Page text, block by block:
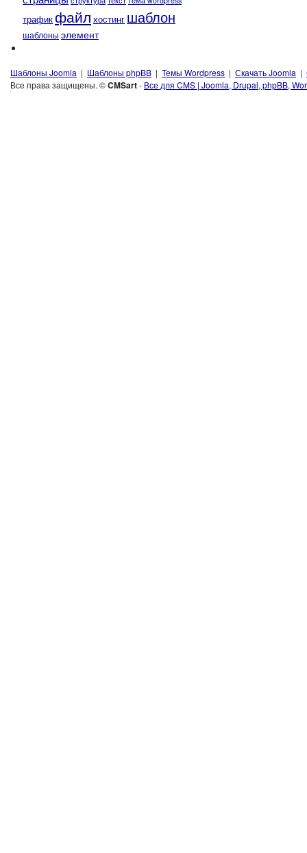
трафикфайл хостинг шаблон
шаблоны элемент
Шаблоны Joomla | Шаблоны phpBB | Темы Wordpress | Скачать Joomla |
Все права защищены. ©CMSart- Все для CMS | Joomla, Drupal, phpBB,